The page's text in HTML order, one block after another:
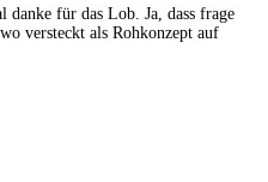
für das Lob. Ja, dass frage
versteckt als Rohkonzept auf